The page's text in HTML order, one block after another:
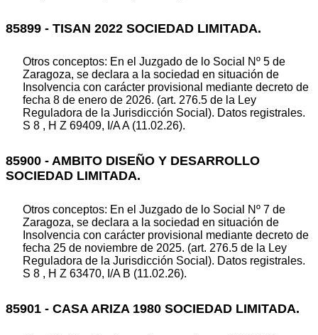
85899 - TISAN 2022 SOCIEDAD LIMITADA.
Otros conceptos: En el Juzgado de lo Social Nº 5 de
Zaragoza, se declara a la sociedad en situación de
Insolvencia con carácter provisional mediante decreto de
fecha 8 de enero de 2026. (art. 276.5 de la Ley
Reguladora de la Jurisdicción Social). Datos registrales.
S 8 , H Z 69409, I/A A (11.02.26).
85900 - AMBITO DISEÑO Y DESARROLLO
SOCIEDAD LIMITADA.
Otros conceptos: En el Juzgado de lo Social Nº 7 de
Zaragoza, se declara a la sociedad en situación de
Insolvencia con carácter provisional mediante decreto de
fecha 25 de noviembre de 2025. (art. 276.5 de la Ley
Reguladora de la Jurisdicción Social). Datos registrales.
S 8 , H Z 63470, I/A B (11.02.26).
85901 - CASA ARIZA 1980 SOCIEDAD LIMITADA.